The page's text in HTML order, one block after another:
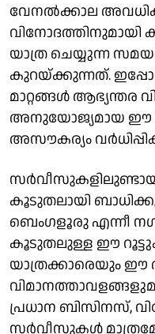
വേനൽക്കാല
യാത്ര ചെയ്യുന്ന
കുറയ്ക്കുന്നത്.
മാറ്റങ്ങൾ ആഭ്യന്തര
അനുയോജ്യമായ ഈ
അസൗകര്യം
സർവീസുകളിലുണ്ടായ
കൂടുതലായി
ബെംഗളൂരു എന്നീ
കൂടുതലുള്ള ഈ
യാത്രക്കാരെയും ഈ
പ്രധാന ബിസിനസ്,
സർവീസുകൾ